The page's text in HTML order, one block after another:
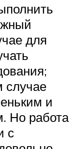
для
случае
и
Но работа
с